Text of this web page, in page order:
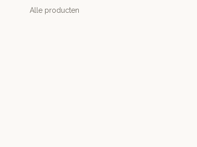
Alle producten